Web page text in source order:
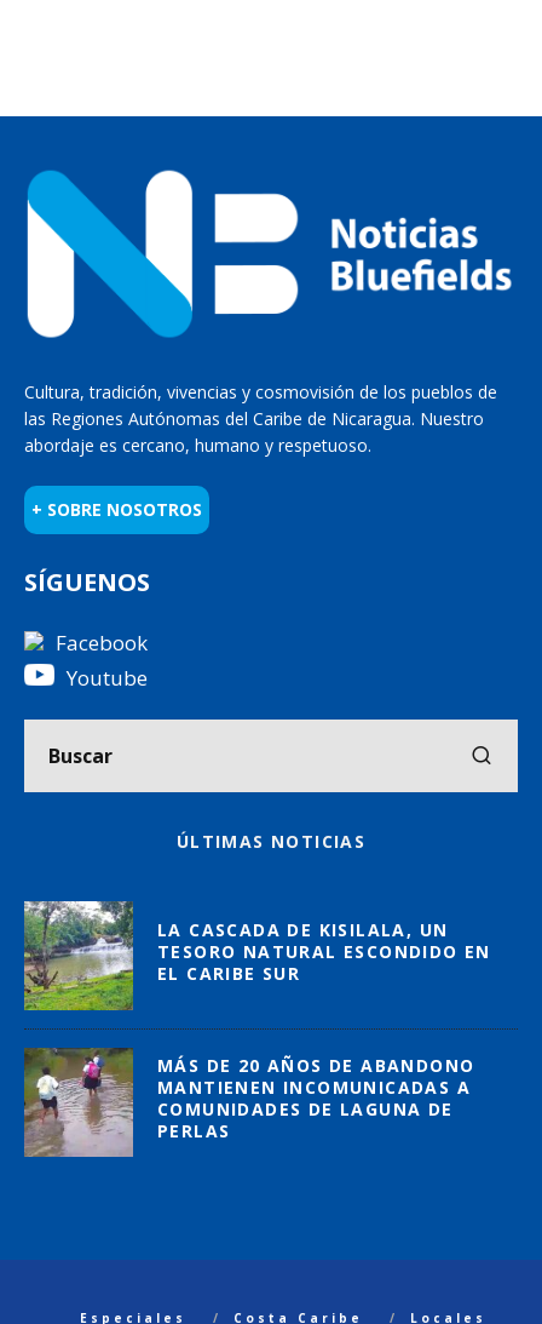
Cultura, tradición, vivencias y cosmovisión de los pueblos de
las Regiones Autónomas del Caribe de Nicaragua. Nuestro
abordaje es cercano, humano y respetuoso.
+ SOBRE NOSOTROS
SÍGUENOS
Facebook
Youtube
ÚLTIMAS NOTICIAS
LA CASCADA DE KISILALA, UN
TESORO NATURAL ESCONDIDO EN
EL CARIBE SUR
MÁS DE 20 AÑOS DE ABANDONO
MANTIENEN INCOMUNICADAS A
COMUNIDADES DE LAGUNA DE
PERLAS
Especiales Costa Caribe Locales